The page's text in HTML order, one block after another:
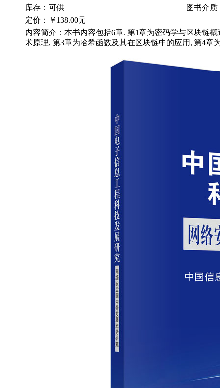
库存：可供
图书介质
定价：
￥138.00元
内容简介：本书内容包括6章. 第1章为密码学与区块链
术原理, 第3章为哈希函数及其在区块链中的应用, 第4章